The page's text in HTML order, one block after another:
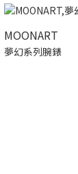
MOONART
夢幻系列腕錶